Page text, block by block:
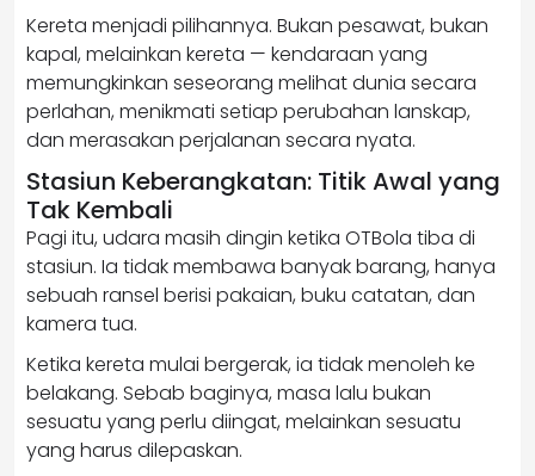
Kereta menjadi pilihannya. Bukan pesawat, bukan
kapal, melainkan kereta — kendaraan yang
memungkinkan seseorang melihat dunia secara
perlahan, menikmati setiap perubahan lanskap,
dan merasakan perjalanan secara nyata.
Stasiun Keberangkatan: Titik Awal yang
Tak Kembali
Pagi itu, udara masih dingin ketika OTBola tiba di
stasiun. Ia tidak membawa banyak barang, hanya
sebuah ransel berisi pakaian, buku catatan, dan
kamera tua.
Ketika kereta mulai bergerak, ia tidak menoleh ke
belakang. Sebab baginya, masa lalu bukan
sesuatu yang perlu diingat, melainkan sesuatu
yang harus dilepaskan.